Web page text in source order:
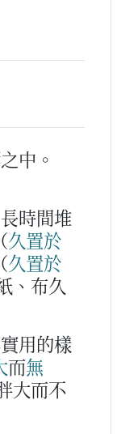
中。
時間堆
久置於
（久置於
、布久
用的樣
而無
大而不